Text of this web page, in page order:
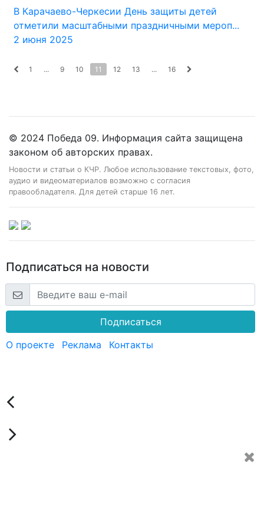
В Карачаево-Черкесии День защиты детей
отметили масштабными праздничными мероп...
2 июня 2025
1 ... 9 10 11 12 13 ... 16
© 2024 Победа 09. Информация сайта защищена
законом об авторских правах.
Новости и статьи о КЧР. Любое использование текстовых, фото,
аудио и видеоматериалов возможно с согласия
правообладателя. Для детей старше 16 лет.
Подписаться на новости
Подписаться
О проекте
Реклама Контакты